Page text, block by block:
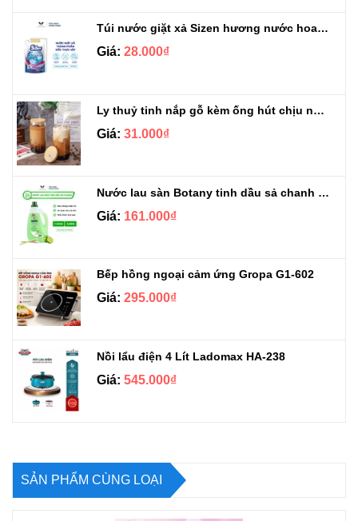
Túi nước giặt xả Sizen hương nước hoa 500 ml
Giá: 28.000₫
Ly thuỷ tinh nắp gỗ kèm ống hút chịu nhiệt 500ml
Giá: 31.000₫
Nước lau sàn Botany tinh dầu sả chanh chai 3.9kg
Giá: 161.000₫
Bếp hồng ngoại cảm ứng Gropa G1-602
Giá: 295.000₫
Nồi lẩu điện 4 Lít Ladomax HA-238
Giá: 545.000₫
SẢN PHẨM CÙNG LOẠI